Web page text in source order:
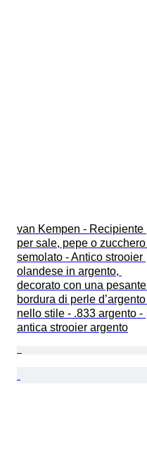
van Kempen - Recipiente
per sale, pepe o zucchero
semolato - Antico strooier
olandese in argento,
decorato con una pesante
bordura di perle d’argento
nello stile - .833 argento -
antica strooier argento